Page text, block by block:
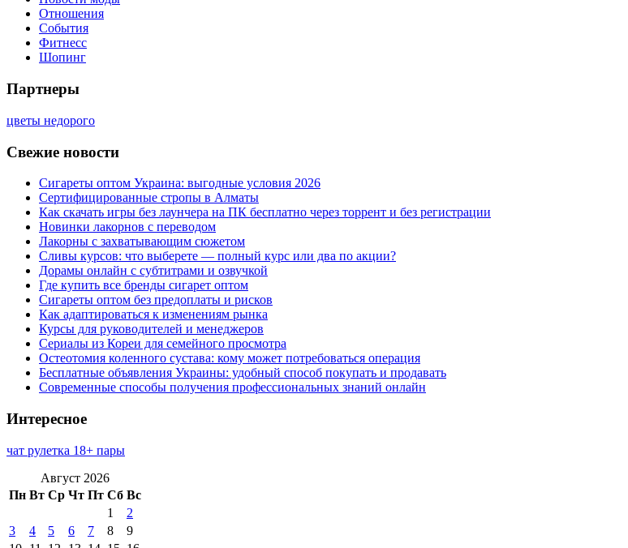
Отношения
События
Фитнесс
Шопинг
Партнеры
цветы недорого
Свежие новости
Сигареты оптом Украина: выгодные условия 2026
Сертифицированные стропы в Алматы
Как скачать игры без лаунчера на ПК бесплатно через торрент и без регистрации
Новинки лакорнов с переводом
Лакорны с захватывающим сюжетом
Сливы курсов: что выберете — полный курс или два по акции?
Дорамы онлайн с субтитрами и озвучкой
Где купить все бренды сигарет оптом
Сигареты оптом без предоплаты и рисков
Как адаптироваться к изменениям рынка
Курсы для руководителей и менеджеров
Сериалы из Кореи для семейного просмотра
Остеотомия коленного сустава: кому может потребоваться операция
Бесплатные объявления Украины: удобный способ покупать и продавать
Современные способы получения профессиональных знаний онлайн
Интересное
чат рулетка 18+ пары
Август 2026
Пн Вт Ср Чт Пт Сб Вс
1
2
3
4 5 6 7 8
9